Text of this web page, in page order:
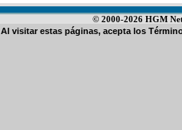
© 2000-2026 HGM
Al visitar estas páginas, acepta los